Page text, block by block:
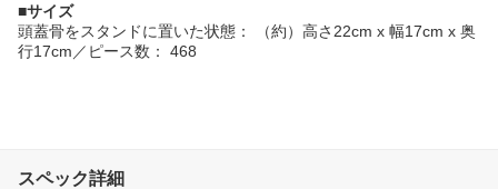
■サイズ
頭蓋骨をスタンドに置いた状態： （約）高さ22cm x 幅17cm x 奥
行17cm／ピース数： 468
スペック詳細